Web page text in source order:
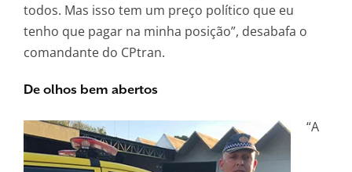
todos. Mas isso tem um preço político que eu
tenho que pagar na minha posição”, desabafa o
comandante do CPtran.
De olhos bem abertos
“A